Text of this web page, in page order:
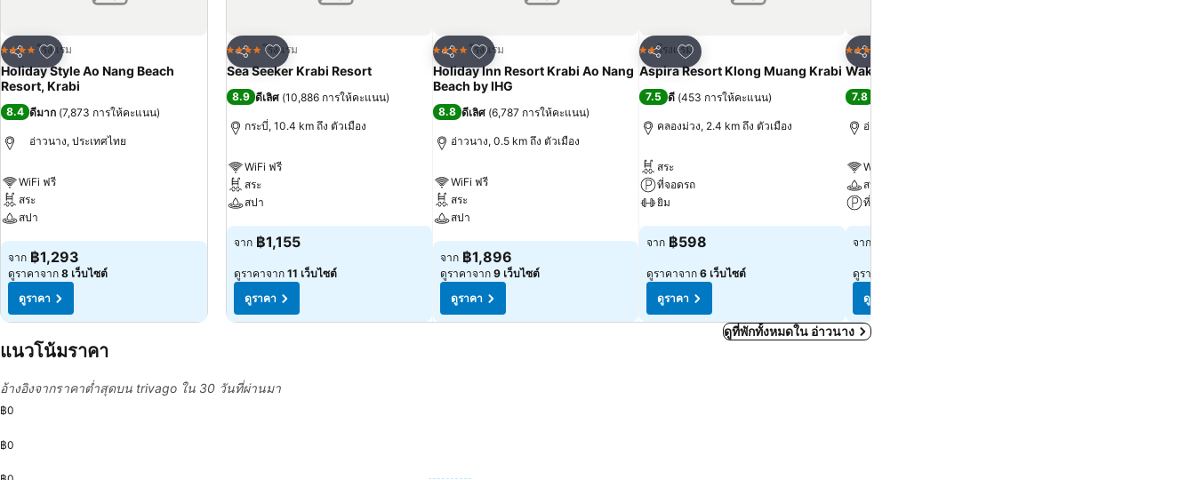
แชร์
เพิ่มในรายการโปรด
4 ดาว โรงแรม
Holiday Style Ao Nang Beach
Resort, Krabi
8.4 ดีมาก (7,873 การให้คะแนน)
อ่าวนาง, ประเทศไทย
WiFi ฟรี
สระ
สปา
ดูราคา
จาก ฿1,293
ดูราคาจาก 8 เว็บไซต์
ดูราคา
แชร์
เพิ่มในรายการโปรด
4 ดาว โรงแรม
Sea Seeker Krabi Resort
8.9 ดีเลิศ (10,886 การให้คะแนน)
กระบี่, 10.4 km ถึง ตัวเมือง
WiFi ฟรี
สระ
สปา
ดูราคา
จาก ฿1,155
ดูราคาจาก 11 เว็บไซต์
ดูราคา
แชร์
เพิ่มในรายการโปรด
4 ดาว โรงแรม
Holiday Inn Resort Krabi Ao Nang
Beach by IHG
8.8 ดีเลิศ (6,787 การให้คะแนน)
อ่าวนาง, 0.5 km ถึง ตัวเมือง
WiFi ฟรี
สระ
สปา
ดูราคา
จาก ฿1,896
ดูราคาจาก 9 เว็บไซต์
ดูราคา
แชร์
เพิ่มในรายการโปรด
2 ดาวโรงแรม
Aspira Resort Klong Muang Krabi
7.5 ดี (453 การให้คะแนน)
คลองม่วง, 2.4 km ถึง ตัวเมือง
สระ
ที่จอดรถ
ยิม
ดูราคา
จาก ฿598
ดูราคาจาก 6 เว็บไซต์
ดูราคา
แชร์
3 ดาว
Wake Up Aonang Hotel
7.8
อ่าวนาง, 0.2 km ถึง ตัวเมือง
WiFi ฟรี
สปา
ที่จอดรถ
ดูราคา
จาก
ดูราคาจาก
ดูราคา
ดูที่พักทั้งหมดใน อ่าวนาง
แนวโน้มราคา
อ้างอิงจากราคาต่ำสุดบน trivago ใน 30 วันที่ผ่านมา
฿0
฿0